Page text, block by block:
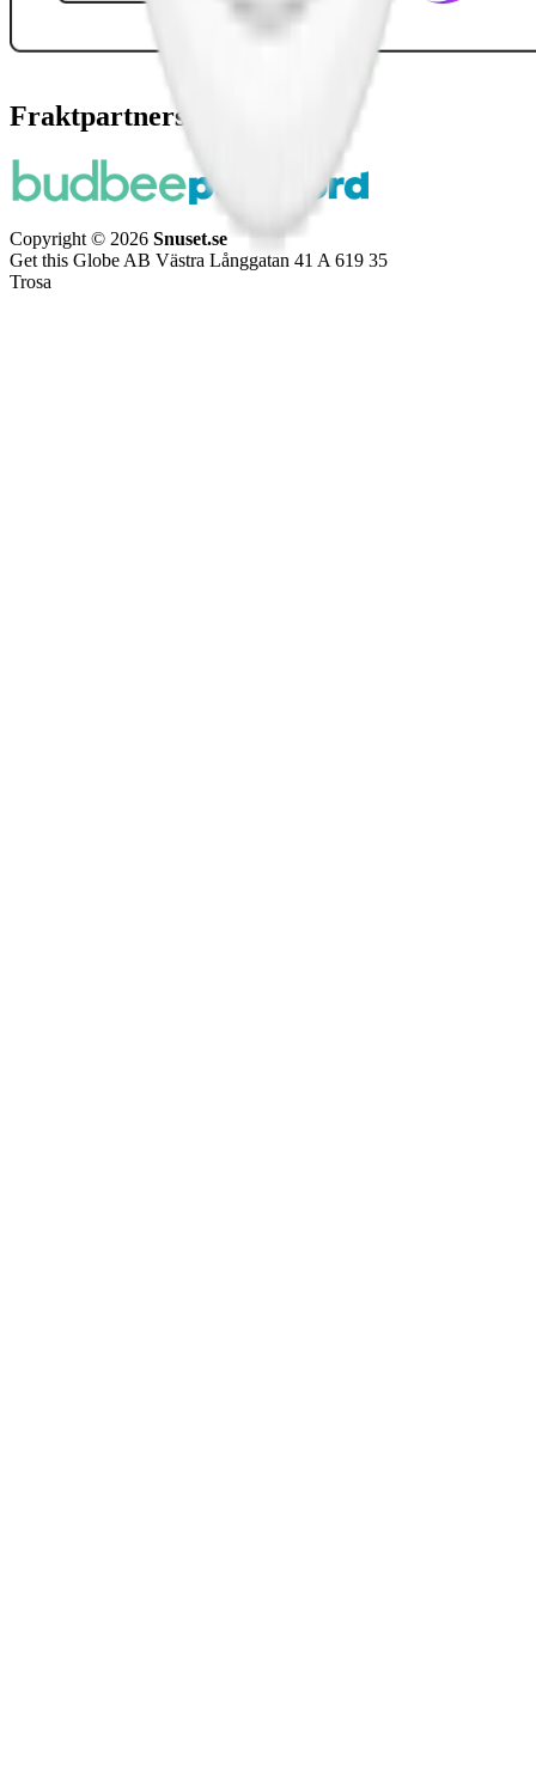
Fraktpartners
Copyright © 2026 Snuset.se
Get this Globe AB Västra Långgatan 41 A 619 35
Trosa